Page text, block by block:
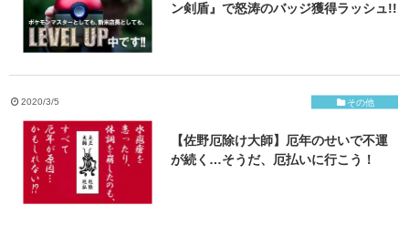
ン剣盾』で怒涛のバッジ獲得ラッシュ!!
2020/3/5 その他
【佐野厄除け大師】厄年のせいで不運
が続く…そうだ、厄払いに行こう！